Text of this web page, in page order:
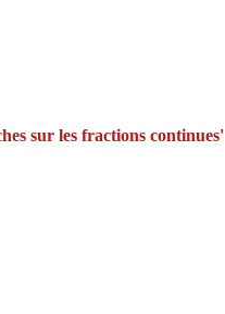
sur les fractions continues'